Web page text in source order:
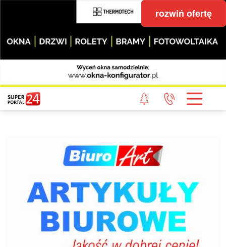
rozwiń ofertę
STRONA GŁÓWNA
POWIAT GRYFICKI
WIADOMOŚCI Z LASU
STUDIO SUPERPORTALU
REDAKCJA
REGULAMIN